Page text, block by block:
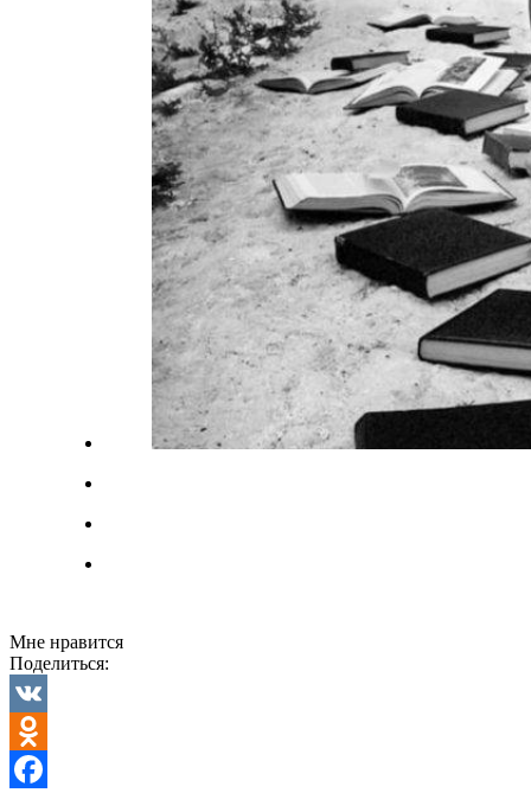
Мне нравится
Поделиться:
VK
Odnoklassniki